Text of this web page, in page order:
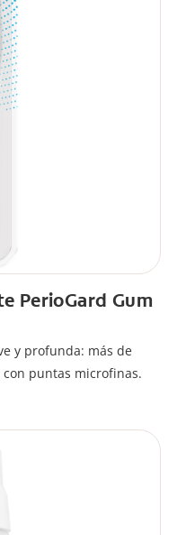
PerioGard Gum
y profunda: más de
con puntas microfinas.